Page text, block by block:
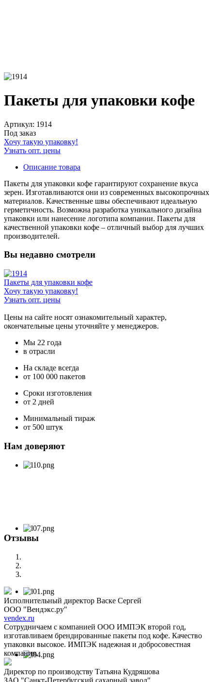
Пакеты для упаковки кофе
Артикул: 1914
Под заказ
Хочу такую упаковку!
Узнать опт. цены
Описание товара
Пакеты для упаковки кофе гарантируют сохранение вкуса
зерен. Изготавливаются они из современных высокопрочных
материалов. Качественные швы обеспечивают идеальную
герметичность. Возможна разработка уникального дизайна
упаковки или нанесение логотипа компании. Пакеты для
качественной упаковки кофе – отличный выбор для лучших
производителей.
Вы недавно смотрели
Пакеты для упаковки кофе
Хочу такую упаковку!
Узнать опт. цены
Цены на сайте носят ознакомительный характер,
окончательные цены уточняйте у менеджеров.
Мы 22 года
в отрасли
На складе всегда
от 100 000 пакетов
Сроки изготовления
от 2 дней
Минимальный тираж
от 500 штук
Нам доверяют
Отзывы
Исполнительный директор Васке Сергей
ООО "Вендэкс.ру"
vendex.ru
Сотрудничаем с компанией ООО ИМПЭК второй год,
изготавливаем брендированные пакеты под кофе. Качество
упаковки высокое. ИМПЭК надежная и добросовестная
компания.
Директор по производству Татьяна Кудряшова
ЗАО "Санкт-Петербугский сахарный завод".